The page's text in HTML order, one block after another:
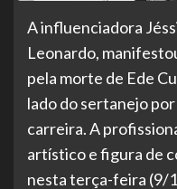
A influenciadora
Leonardo,
pela morte de Ede
lado do sertanejo
carreira. A
artístico e figura de
nesta terça-feira (9/